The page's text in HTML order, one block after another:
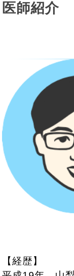
医師紹介
【経歴】